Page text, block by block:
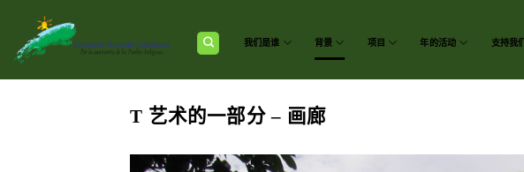
我们是谁 背景 项目 年的活动 支持我们
T 艺术的一部分 – 画廊